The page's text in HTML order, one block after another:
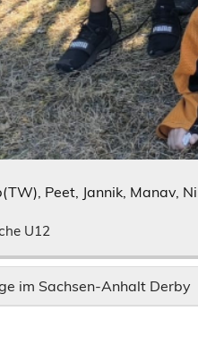
Peet, Jannik, Manav,
U12
im Sachsen-Anhalt Derby